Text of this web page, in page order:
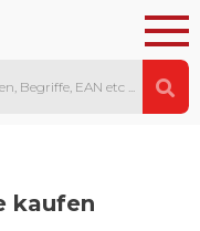
kaufen